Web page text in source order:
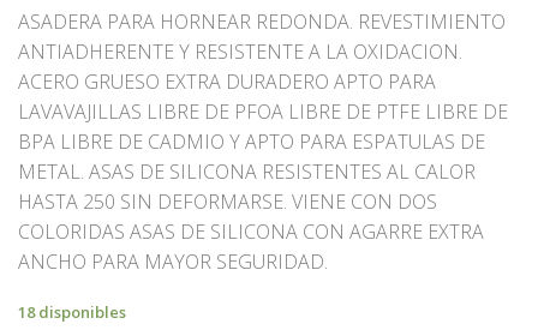
ASADERA PARA HORNEAR REDONDA. REVESTIMIENTO
ANTIADHERENTE Y RESISTENTE A LA OXIDACION.
ACERO GRUESO EXTRA DURADERO APTO PARA
LAVAVAJILLAS LIBRE DE PFOA LIBRE DE PTFE LIBRE DE
BPA LIBRE DE CADMIO Y APTO PARA ESPATULAS DE
METAL. ASAS DE SILICONA RESISTENTES AL CALOR
HASTA 250 SIN DEFORMARSE. VIENE CON DOS
COLORIDAS ASAS DE SILICONA CON AGARRE EXTRA
ANCHO PARA MAYOR SEGURIDAD.
18 disponibles